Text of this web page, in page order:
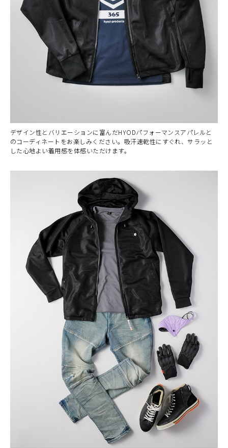
デザイン性とバリエーションに富んだHYODパフォーマンスアパレルと
のコーディネートをお楽しみください。吸汗速乾性にすぐれ、サラッと
した心地よい着用感を体感いただけます。